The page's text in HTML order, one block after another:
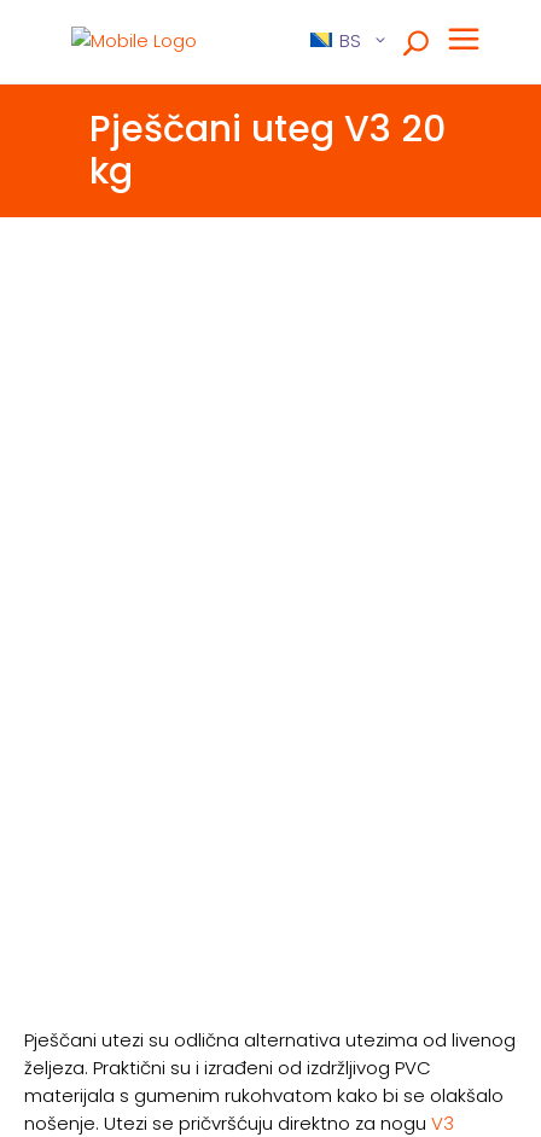
BS
Pješčani uteg V3 20
kg
Pješčani utezi su odlična alternativa utezima od livenog
željeza. Praktični su i izrađeni od izdržljivog PVC
materijala s gumenim rukohvatom kako bi se olakšalo
nošenje. Utezi se pričvršćuju direktno za nogu V3